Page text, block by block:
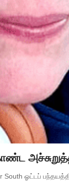
South ஓட்டப்